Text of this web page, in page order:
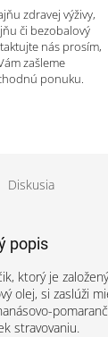
zdravej výživy,
či bezobalový
nás prosím,
zašleme
ponuku.
Diskusia
popis
ktorý je
olej, si zaslúži
stravovaniu.